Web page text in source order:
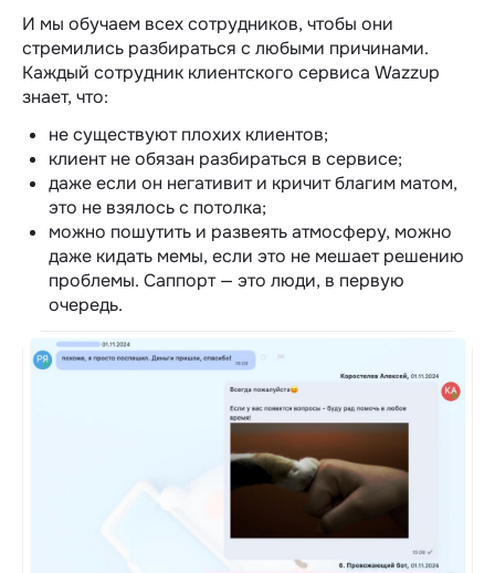
И мы обучаем всех сотрудников, чтобы они
стремились разбираться с любыми причинами.
Каждый сотрудник клиентского сервиса Wazzup
знает, что:
не существуют плохих клиентов;
клиент не обязан разбираться в сервисе;
даже если он негативит и кричит благим матом,
это не взялось с потолка;
можно пошутить и развеять атмосферу, можно
даже кидать мемы, если это не мешает решению
проблемы. Саппорт — это люди, в первую
очередь.